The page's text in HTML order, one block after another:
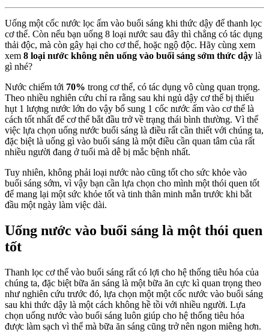
Uống một cốc nước lọc ấm vào buổi sáng khi thức dậy để thanh lọc
cơ thể. Còn nếu bạn uống 8 loại nước sau đây thì chẳng có tác dụng
thải độc, mà còn gây hại cho cơ thể, hoặc ngộ độc. Hãy cùng xem
xem 8 loại nước không nên uống vào buổi sáng sớm thức dậy là
gì nhé?
Nước chiếm tới 70% trong cơ thể, có tác dụng vô cùng quan trọng.
Theo nhiều nghiên cứu chỉ ra rằng sau khi ngủ dậy cơ thể bị thiếu
hụt 1 lượng nước lớn do vậy bổ sung 1 cốc nước ấm vào cơ thể là
cách tốt nhất để cơ thể bắt đầu trở về trạng thái bình thường. Vì thế
việc lựa chọn uống nước buổi sáng là điều rất cần thiết với chúng ta,
đặc biệt là uống gì vào buổi sáng là một điều cần quan tâm của rất
nhiều người đang ở tuổi mà dễ bị mắc bệnh nhất.
Tuy nhiên, không phải loại nước nào cũng tốt cho sức khỏe vào
buổi sáng sớm, vì vậy bạn cần lựa chọn cho mình một thói quen tốt
để mang lại một sức khỏe tốt và tinh thân minh mẫn trước khi bắt
đầu một ngày làm việc dài.
Uống nước vào buổi sáng là một thói quen
tốt
Thanh lọc cơ thể vào buổi sáng rất có lợi cho hệ thống tiêu hóa của
chúng ta, đặc biệt bữa ăn sáng là một bữa ăn cực kì quan trọng theo
như nghiên cứu trước đó, lựa chọn một một cốc nước vào buổi sáng
sau khi thức dậy là một cách không hề tồi với nhiều người. Lựa
chọn uống nước vào buổi sáng luôn giúp cho hệ thống tiêu hóa
được làm sạch vì thế mà bữa ăn sáng cũng trở nên ngon miêng hơn.